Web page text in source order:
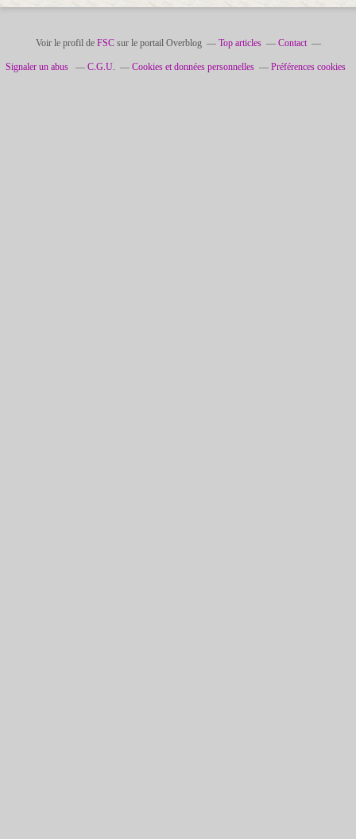
Voir le profil de FSCsur le portail Overblog Top articles Contact
Signaler un abus C.G.U. Cookies et données personnelles Préférences cookies